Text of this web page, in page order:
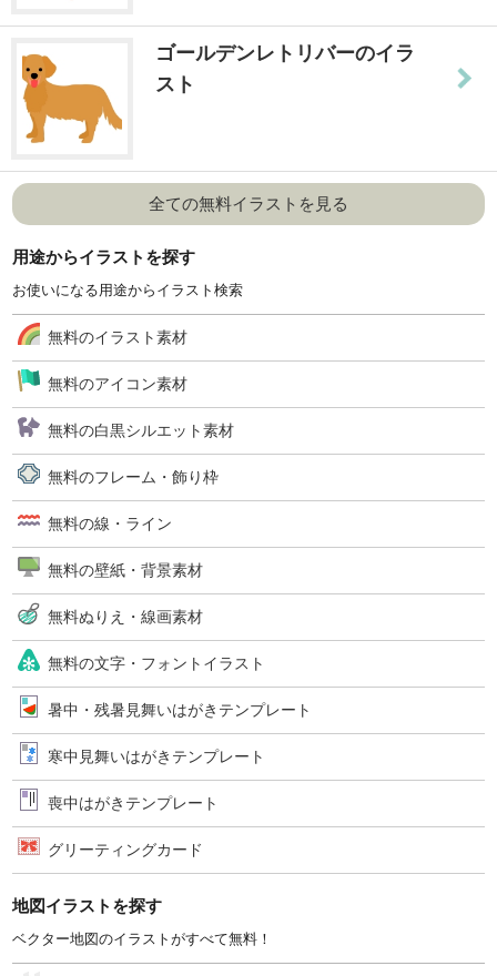
ゴールデンレトリバーのイラ
スト
全ての無料イラストを見る
用途からイラストを探す
お使いになる用途からイラスト検索
無料のイラスト素材
無料のアイコン素材
無料の白黒シルエット素材
無料のフレーム・飾り枠
無料の線・ライン
無料の壁紙・背景素材
無料ぬりえ・線画素材
無料の文字・フォントイラスト
暑中・残暑見舞いはがきテンプレート
寒中見舞いはがきテンプレート
喪中はがきテンプレート
グリーティングカード
地図イラストを探す
ベクター地図のイラストがすべて無料！